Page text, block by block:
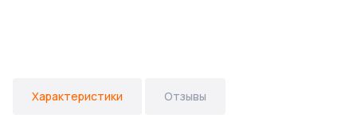
Характеристики Отзывы